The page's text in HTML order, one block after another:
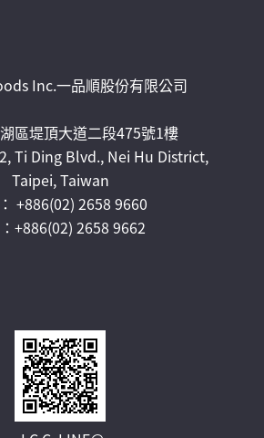
Inc.一品順股份有限公司
區堤頂大道二段475號1樓
Ti Ding Blvd., Nei Hu District,
Taipei, Taiwan
+886(02) 2658 9660
+886(02) 2658 9662